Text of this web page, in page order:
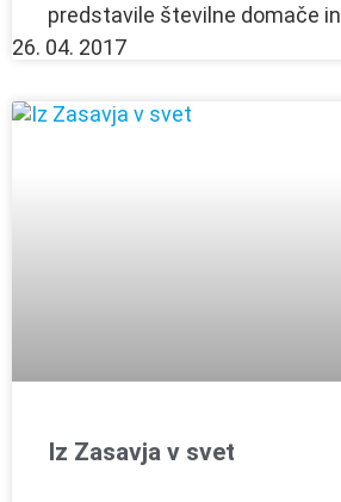
predstavile številne domače in
26. 04. 2017
Iz Zasavja v svet